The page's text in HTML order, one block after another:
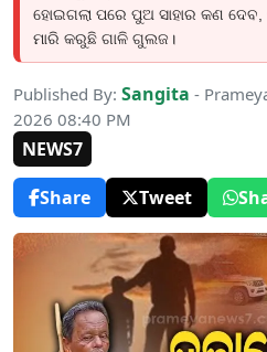
ହୋଇଗଲା ପରେ ପୁଅ ସାହାର କଣ
ମାରି କରୁଛି ଗାଳି ଗୁଲଜ।
Published By: Sangita -
2026 08:40 PM
NEWS7
Share
Tweet